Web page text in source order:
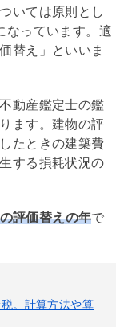
いては原則とし
なっています。適
替え」といいま
動産鑑定士の鑑
ます。建物の評
たときの建築費
する損耗状況の
評価替えの年で
。計算方法や算